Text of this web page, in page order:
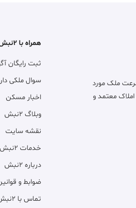
ملک مورد
املاک معتمد و
همراه با ۲نبش
ثبت رایگان
سوال ملکی
اخبار مسکن
وبلاگ ۲نبش
نقشه سایت
خدمات ۲نبش
درباره ۲نبش
ضوابط و
تماس با ۲نبش